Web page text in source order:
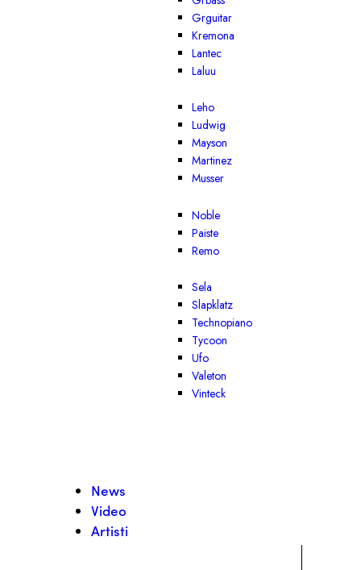
Grguitar
Kremona
Lantec
Laluu
Leho
Ludwig
Mayson
Martinez
Musser
Noble
Paiste
Remo
Sela
Slapklatz
Technopiano
Tycoon
Ufo
Valeton
Vinteck
News
Video
Artisti